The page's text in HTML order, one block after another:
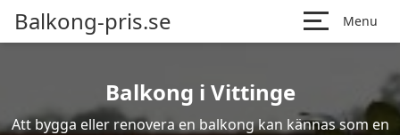
Balkong-pris.se Menu
Balkong i Vittinge
Att bygga eller renovera en balkong kan kännas som en